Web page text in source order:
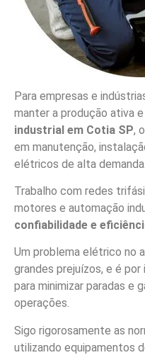
Para empresas e
manter a produção ativa e
industrial em Cotia SP,
em manutenção,
elétricos de alta demanda.
Trabalho com redes
motores e automação
confiabilidade e
Um problema elétrico no
grandes prejuízos, e é
para minimizar paradas e
operações.
Sigo rigorosamente as
utilizando equipamentos